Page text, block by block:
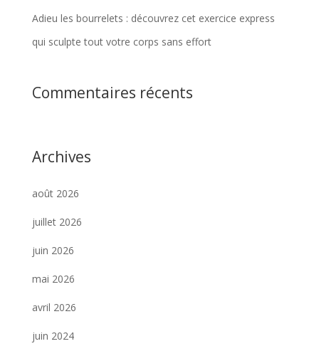
Adieu les bourrelets : découvrez cet exercice express
qui sculpte tout votre corps sans effort
Commentaires récents
Archives
août 2026
juillet 2026
juin 2026
mai 2026
avril 2026
juin 2024